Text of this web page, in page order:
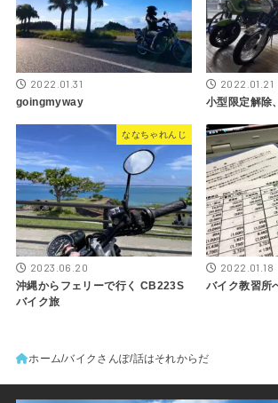
2022.01.31
goingmyway
2022.01.21
小型限定解除
ななちゃれんじ
2023.06.20
沖縄からフェリーで行く CB223S
バイク旅
2022.01.18
バイク教習所
ホーム バイクさんぽ 話はそれからだ